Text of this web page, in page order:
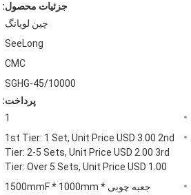
جزئیات محصول:
چین لویانگ
SeeLong
CMC
SGHG-45/10000
پرداخت:
1
1st Tier: 1 Set, Unit Price USD 3.00 2nd
Tier: 2-5 Sets, Unit Price USD 2.00 3rd
Tier: Over 5 Sets, Unit Price USD 1.00
جعبه چوبی 1500mmF * 1000mm *